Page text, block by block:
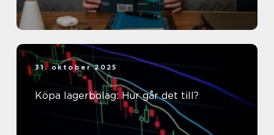
31. oktober 2025
Köpa lagerbolag: Hur går det till?